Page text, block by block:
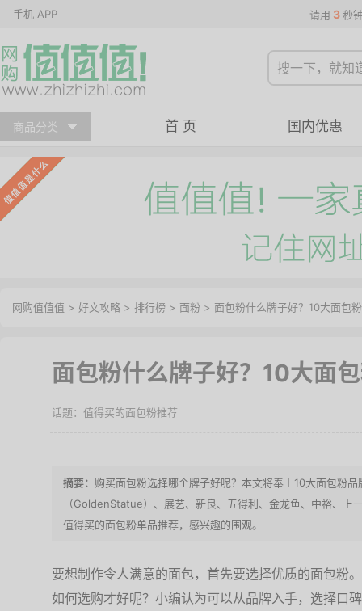
手机 APP 请用 3 秒
商品分类 首 页 国内优惠
网购值值值 > 好文攻略 > 排行榜 > 面粉 > 面包粉什么牌子好？10大面包
面包粉什么牌子好？10大面
值得买的面包粉推荐
购买面包粉选择哪个牌子好呢？本文将奉上10大面包粉
（GoldenStatue）、展艺、新良、五得利、金龙鱼、中裕、上
值得买的面包粉单品推荐，感兴趣的围观。
要想制作令人满意的面包，首先要选择优质的面包粉
如何选购才好呢？小编认为可以从品牌入手，选择口